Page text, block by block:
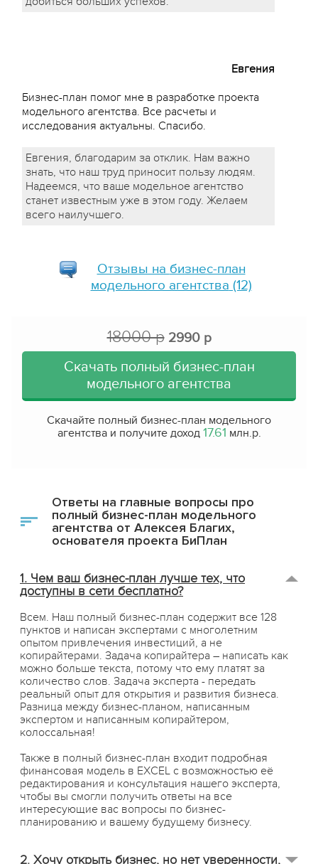
Евгения
Бизнес-план помог мне в разработке проекта
модельного агентства. Все расчеты и
исследования актуальны. Спасибо.
Евгения, благодарим за отклик. Нам важно
знать, что наш труд приносит пользу людям.
Надеемся, что ваше модельное агентство
станет известным уже в этом году. Желаем
всего наилучшего.
Отзывы на бизнес-план
модельного агентства (12)
18000 р 2990 р
Скачать полный бизнес-план
модельного агентства
Скачайте полный бизнес-план модельного
агентства и получите доход 17.61 млн.р.
Ответы на главные вопросы про
полный бизнес-план модельного
агентства от Алексея Благих,
основателя проекта БиПлан
1. Чем ваш бизнес-план лучше тех, что
доступны в сети бесплатно?
Всем. Наш полный бизнес-план содержит все 128
пунктов и написан экспертами с многолетним
опытом привлечения инвестиций, а не
копирайтерами. Задача копирайтера – написать как
можно больше текста, потому что ему платят за
количество слов. Задача эксперта - передать
реальный опыт для открытия и развития бизнеса.
Разница между бизнес-планом, написанным
экспертом и написанным копирайтером,
колоссальная!
Также в полный бизнес-план входит подробная
финансовая модель в EXCEL с возможностью её
редактирования и консультация нашего эксперта,
чтобы вы смогли получить ответы на все
интересующие вас вопросы по бизнес-
планированию и вашему будущему бизнесу.
2. Хочу открыть бизнес, но нет уверенности,